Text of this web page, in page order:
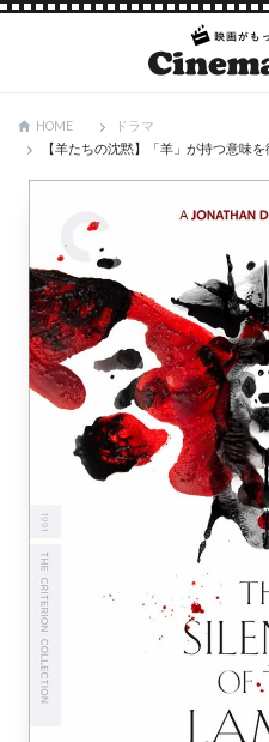
HOME
ドラマ
【羊たちの沈黙】「羊」が持つ意味